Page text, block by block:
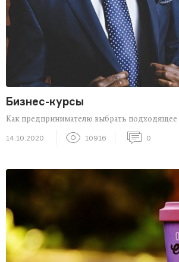
Бизнес-курсы
Как предпринимателю выбрать подходящее
14.10.2020 10916 0